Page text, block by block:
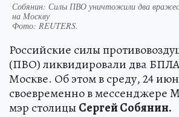
Собянин: Силы ПВО уничтожили два
на Москву
Фото: REUTERS.
Российские силы
(ПВО) ликвидировали два
Москве. Об этом в среду, 24
своевременно в мессенджере
мэр столицы Сергей Собянин.